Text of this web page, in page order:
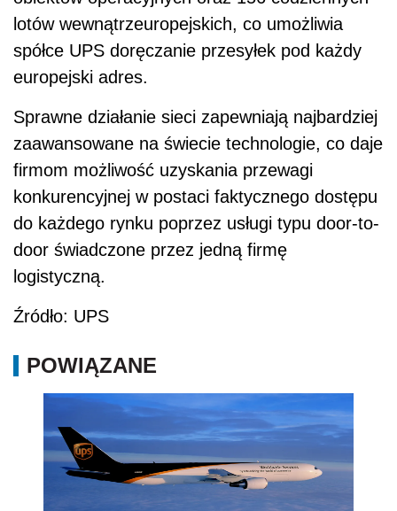
lotów wewnątrzeuropejskich, co umożliwia
spółce UPS doręczanie przesyłek pod każdy
europejski adres.
Sprawne działanie sieci zapewniają najbardziej
zaawansowane na świecie technologie, co daje
firmom możliwość uzyskania przewagi
konkurencyjnej w postaci faktycznego dostępu
do każdego rynku poprzez usługi typu door-to-
door świadczone przez jedną firmę
logistyczną.
Źródło: UPS
POWIĄZANE